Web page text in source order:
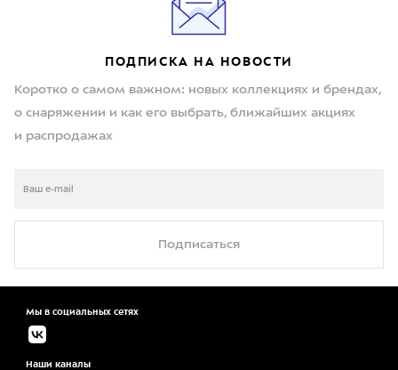
ПОДПИСКА НА НОВОСТИ
Коротко о самом важном: новых коллекциях и брендах,
о снаряжении и как его выбрать, ближайших акциях
и распродажах
Подписаться
Мы в социальных сетях
Наши каналы